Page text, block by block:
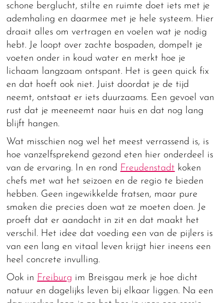
schone berglucht, stilte en ruimte doet iets met je
ademhaling en daarmee met je hele systeem. Hier
draait alles om vertragen en voelen wat je nodig
hebt. Je loopt over zachte bospaden, dompelt je
voeten onder in koud water en merkt hoe je
lichaam langzaam ontspant. Het is geen quick fix
en dat hoeft ook niet. Juist doordat je de tijd
neemt, ontstaat er iets duurzaams. Een gevoel van
rust dat je meeneemt naar huis en dat nog lang
blijft hangen.
Wat misschien nog wel het meest verrassend is, is
hoe vanzelfsprekend gezond eten hier onderdeel is
van de ervaring. In en rond Freudenstadt koken
chefs met wat het seizoen en de regio te bieden
hebben. Geen ingewikkelde fratsen, maar pure
smaken die precies doen wat ze moeten doen. Je
proeft dat er aandacht in zit en dat maakt het
verschil. Het idee dat voeding een van de pijlers is
van een lang en vitaal leven krijgt hier ineens een
heel concrete invulling.
Ook in Freiburg im Breisgau merk je hoe dicht
natuur en dagelijks leven bij elkaar liggen. Na een